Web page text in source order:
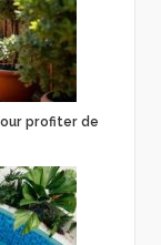
profiter de